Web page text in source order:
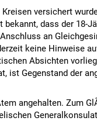
versichert
dass der 18-
an
keine Hinweise
Absichten
ist Gegenstand der
angehalten. Zum